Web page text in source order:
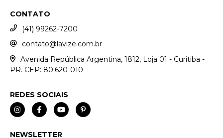
CONTATO
(41) 99262-7200
contato@lavize.com.br
Avenida República Argentina, 1812, Loja 01 - Curitiba -
PR. CEP: 80.620-010
REDES SOCIAIS
NEWSLETTER